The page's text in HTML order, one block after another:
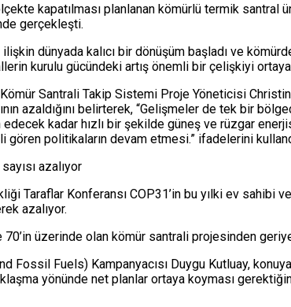
kapatılması planlanan kömürlü termik santral
gerçekleşti.
ilişkin dünyada kalıcı bir dönüşüm başladı ve
kurulu gücündeki artış önemli bir çelişkiyi
Santrali Takip Sistemi Proje Yöneticisi
azaldığını belirterek, “Gelişmeler de tek bir
kadar hızlı bir şekilde güneş ve rüzgar
gören politikaların devam etmesi.” ifadelerini
azalıyor
Taraflar Konferansı COP31’in bu yılki ev sahibi
azalıyor.
70’in üzerinde olan kömür santrali projesinden
Fossil Fuels) Kampanyacısı Duygu Kutluay,
yönünde net planlar ortaya koyması